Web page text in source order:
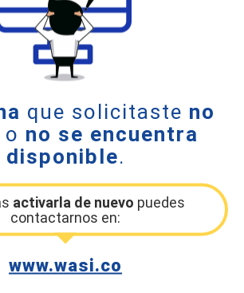
que solicitaste no
o no se encuentra
disponible.
activarla de nuevo puedes
contactarnos en:
www.wasi.co